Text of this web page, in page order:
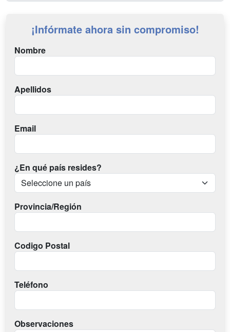
¡Infórmate ahora sin compromiso!
Nombre
Apellidos
Email
¿En qué país resides?
Provincia/Región
Codigo Postal
Teléfono
Observaciones